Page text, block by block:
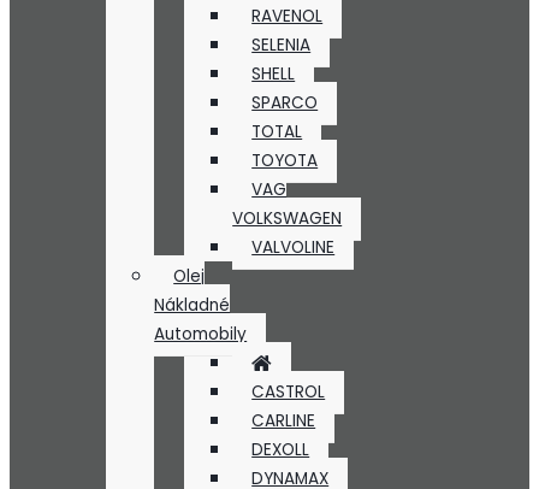
RAVENOL
SELENIA
SHELL
SPARCO
TOTAL
TOYOTA
VAG
VOLKSWAGEN
VALVOLINE
Olej
Nákladné
Automobily
CASTROL
CARLINE
DEXOLL
DYNAMAX